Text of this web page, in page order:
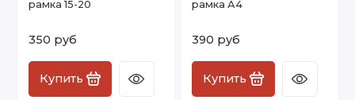
рамка 15-20
350 руб
Купить
рамка А4
390 руб
Купить